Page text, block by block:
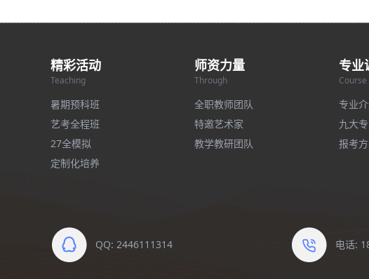
精彩活动
Teaching
暑期预科班
艺考全程班
27全模拟
定制化培养
师资力量
Through
全职教师团队
特邀艺术家
教学教研团队
专业
Course
专业
九大
报考
QQ: 2446111314 电话: